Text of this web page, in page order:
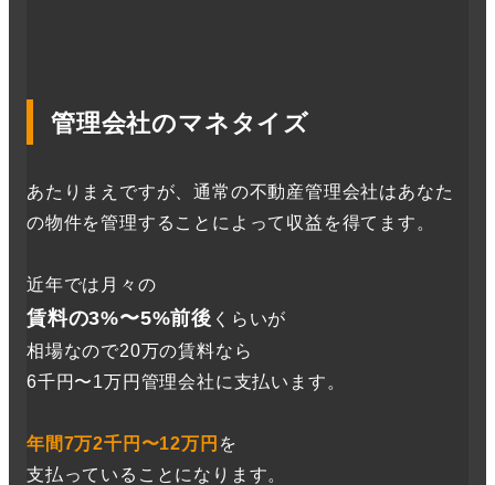
管理会社のマネタイズ
あたりまえですが、通常の不動産管理会社はあなた
の物件を管理することによって収益を得てます。
近年では月々の
賃料の3%〜5%前後 くらいが
相場なので20万の賃料なら
6千円〜1万円管理会社に支払います。
年間7万2千円〜12万円 を
支払っていることになります。